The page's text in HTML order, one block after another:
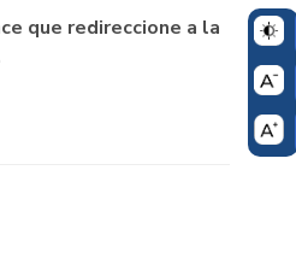
que redireccione a la